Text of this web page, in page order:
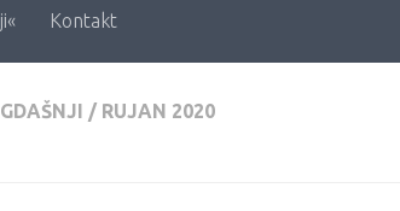
Kontakt
/ RUJAN 2020